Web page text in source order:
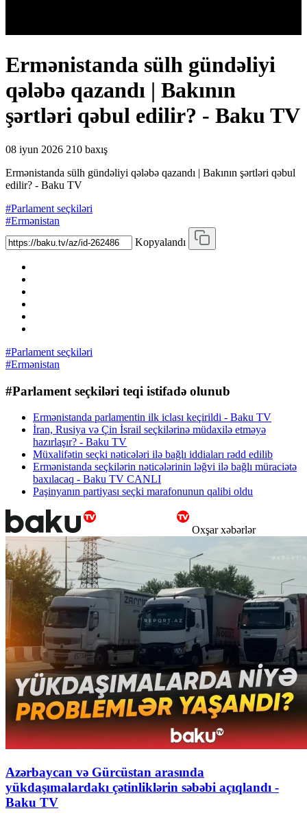
Ermənistanda sülh gündəliyi
qələbə qazandı | Bakının
şərtləri qəbul edilir? - Baku TV
08 iyun 2026 210 baxış
Ermənistanda sülh gündəliyi qələbə qazandı | Bakının şərtləri qəbul
edilir? - Baku TV
#Parlament seçkiləri
#Ermənistan
Kopyalandı
#Parlament seçkiləri
#Ermənistan
#Parlament seçkiləri teqi istifadə olunub
Ermənistanda parlamentin ilk iclası keçirildi - Baku TV
İran, Rusiya və Çin İsrail seçkilərinə müdaxilə etməyə
hazırlaşır? - Baku TV
Müxalifətin seçki nəticələri ilə bağlı iddiaları rədd edilib
Ermənistanda seçkilərin nəticələrinin ləğvi ilə bağlı müraciətə
baxılacaq - Baku TV CANLI
Paşinyanın partiyası seçki marafonunun qalibi oldu
Oxşar xəbərlər
Azərbaycan və Gürcüstan arasında
yükdaşımalardakı çətinliklərin səbəbi açıqlandı -
Baku TV